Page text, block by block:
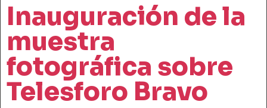
Inauguración de la
muestra
fotográfica sobre
Telesforo Bravo